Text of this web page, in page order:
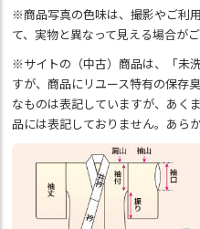
※商品写真の色味は、撮影やご利
て、実物と異なって見える場合が
※サイトの（中古）商品は、「未
すが、商品にリユース特有の保存
なものは表記していますが、あく
品には表記しておりません。あら